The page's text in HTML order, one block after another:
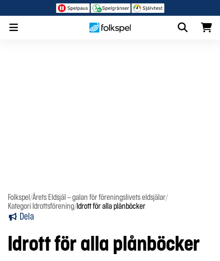
BingoLotto Sverigelotten JOYNA Bingo Online
Folkspel /Årets Eldsjäl – galan för föreningslivets eldsjälar/
Kategori Idrottsförening/ Idrott för alla plånböcker
Dela
Idrott för alla plånböcker